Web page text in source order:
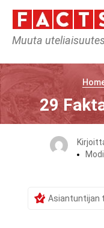
Muuta
29
Asiantuntijan